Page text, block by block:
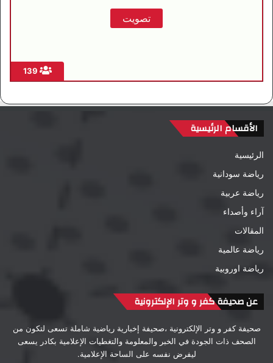
الأقسام الرئيسية
الرئيسية
رياضة سودانية
رياضة عربية
آراء وأصداء
المقالات
رياضة عالمية
رياضة اوروبية
عن صحيفة كفر و وتر الإلكترونية
صحيفة كفر و وتر الإلكترونية ،صحيفة إخبارية رياضية شاملة تسعى لتكون من
الصحف ذات الجودة في الخبر والمعلومة والتغطيات الإعلامية بكادر يسعى
ليفرض نفسه على الساحة الإعلامية.